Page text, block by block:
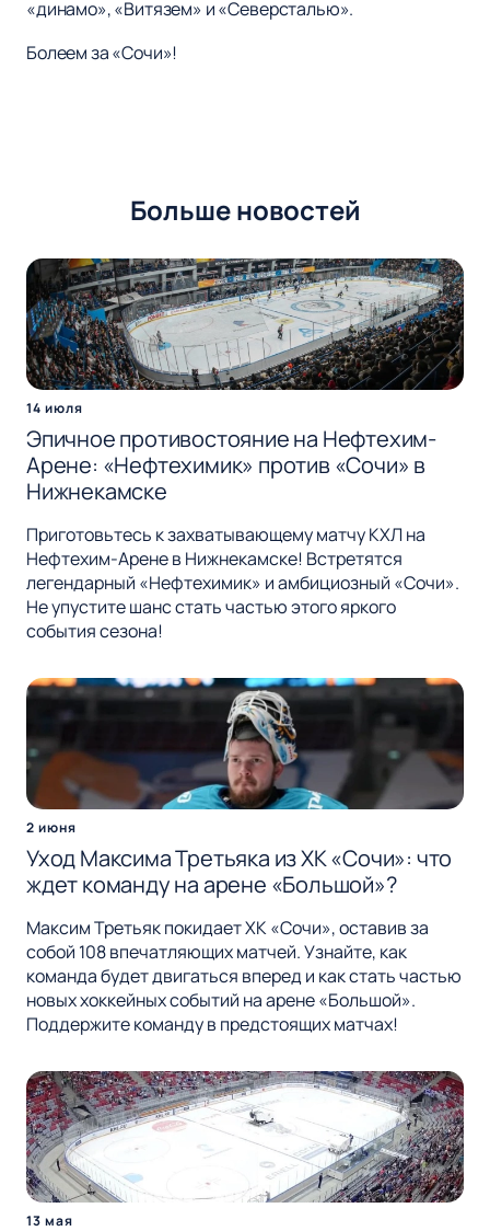
«динамо», «Витязем» и «Северсталью».
Болеем за «Сочи»!
Больше новостей
14 июля
Эпичное противостояние на Нефтехим-
Арене: «Нефтехимик» против «Сочи» в
Нижнекамске
Приготовьтесь к захватывающему матчу КХЛ на
Нефтехим-Арене в Нижнекамске! Встретятся
легендарный «Нефтехимик» и амбициозный «Сочи».
Не упустите шанс стать частью этого яркого
события сезона!
2 июня
Уход Максима Третьяка из ХК «Сочи»: что
ждет команду на арене «Большой»?
Максим Третьяк покидает ХК «Сочи», оставив за
собой 108 впечатляющих матчей. Узнайте, как
команда будет двигаться вперед и как стать частью
новых хоккейных событий на арене «Большой».
Поддержите команду в предстоящих матчах!
13 мая